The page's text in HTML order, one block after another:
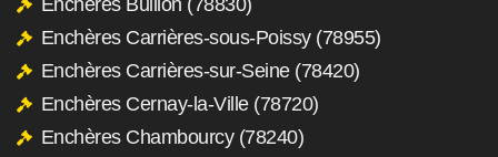
Enchères Carrières-sous-Poissy (78955)
Enchères Carrières-sur-Seine (78420)
Enchères Cernay-la-Ville (78720)
Enchères Chambourcy (78240)